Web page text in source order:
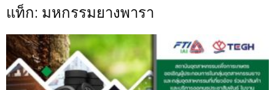
แท็ก: มหกรรมยางพารา